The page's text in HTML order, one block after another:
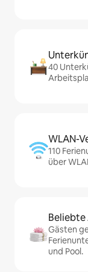
40
WLAN-
110
über
Gästen
und Pool.